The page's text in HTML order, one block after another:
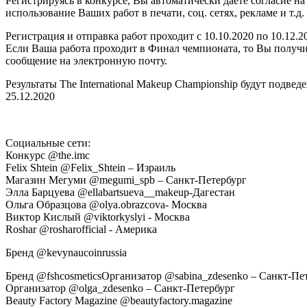
использование Ваших работ в печати, соц. сетях, рекламе и т.д.
Регистрация и отправка работ проходит с 10.10.2020 по
Если Ваша работа проходит в Финал чемпионата, то Вы
сообщение на электронную почту.
Результаты The International Makeup Championship будут
25.12.2020
Социальные сети:
Конкурс @the.imc
Felix Shtein @Felix_Shtein – Израиль
Магазин Мегуми @megumi_spb – Санкт-Петербург
Элла Барцуева @ellabartsueva__makeup-Дагестан
Ольга Образцова @olya.obrazcova- Москва
Виктор Кислый @viktorkyslyi - Москва
Roshar @rosharofficial - Америка
Бренд @kevynaucoinrussia
Бренд @fshcosmeticsОрганизатор @sabina_zdesenko – Санкт-
Организатор @olga_zdesenko – Санкт-Петербург
Beauty Factory Magazine @beautyfactory.magazine